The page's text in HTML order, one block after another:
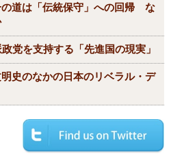
の道は「伝統保守」への回帰 な
党を支持する「先進国の現実」
明史のなかの日本のリベラル・デ